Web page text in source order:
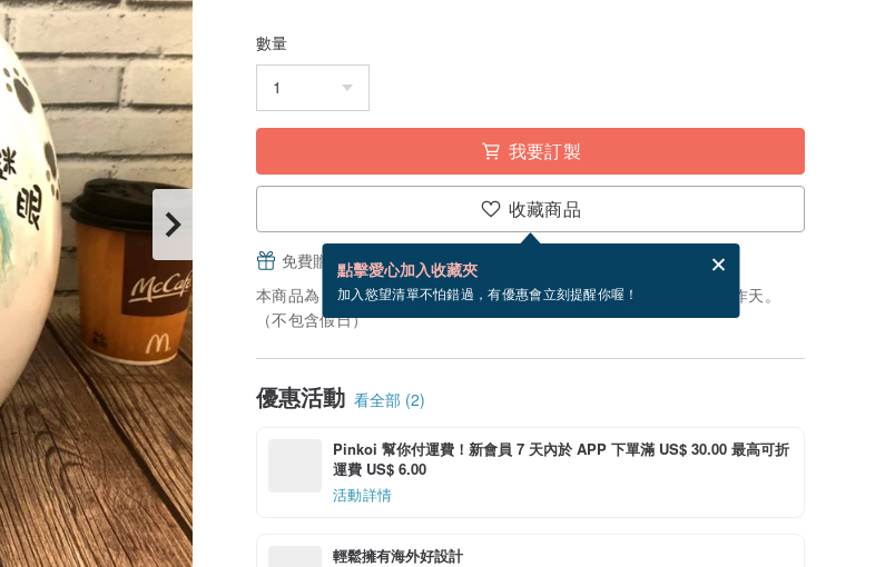
數量
我要訂製
收藏商品
點擊愛心加入收藏夾
加入慾望清單不怕錯過，有優惠會立刻提醒你喔！
免費贈送電子賀卡，結帳完成後填寫
本商品為「接單訂製」。付款後，從開始製作到寄出商品為 10 個工作天。
（不包含假日）
優惠活動 看全部 (2)
Pinkoi 幫你付運費！新會員 7 天內於 APP 下單滿 US$ 30.00 最高可折
運費 US$ 6.00
活動詳情
輕鬆擁有海外好設計